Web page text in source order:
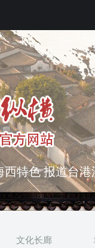
秀文化 振奋民
西特色 报道台
文化长廊